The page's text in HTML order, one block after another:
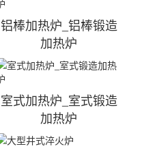
铝棒加热炉_铝棒锻造
加热炉
室式加热炉_室式锻造
加热炉